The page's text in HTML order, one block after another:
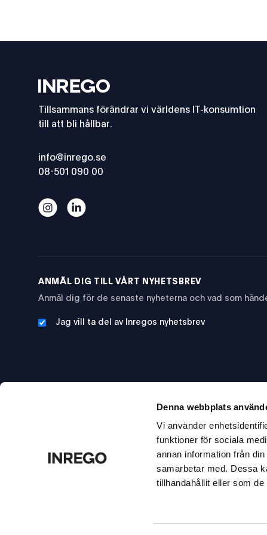
Denna webbplats
Vi använder
funktioner för sociala
annan information från
samarbetar med. Dessa
tillhandahållit eller som
Inrego
Tillsammans förändrar vi världens IT-konsumtion
till att bli hållbar.
info@inrego.se
08-501 090 00
CookiesCookies
ANMÄL DIG TILL VÅRT NYHETSBREV
Anmäl dig för de senaste nyheterna och vad som
Jag vill ta del av Inregos nyhetsbrev
ISO 9001/ISO 14001/ISO
Microsoft